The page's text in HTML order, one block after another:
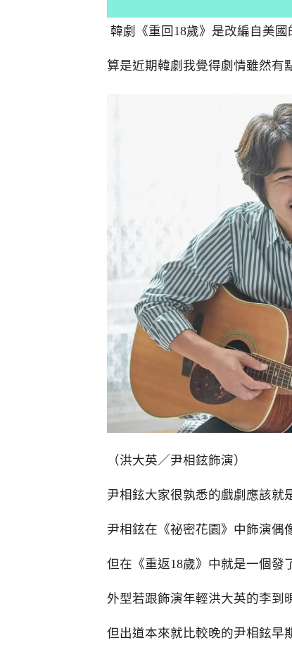
韓劇《重回18歲》是改編自美國
算是近期韓劇我覺得劇情雖然有
（洪大英／尹相鉉飾演）
尹相鉉大家很孰悉的戲劇應該就
尹相鉉在《祕密花園》中飾演偶
但在《重返18歲》中就是一個發
外型若跟飾演年輕洪大英的李到
但出道本來就比較晚的尹相鉉早